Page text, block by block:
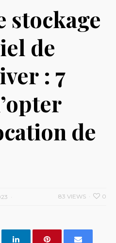
stockage
de
: 7
de
0
83 VIEWS